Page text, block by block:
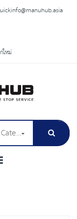
ใหม่
All Categories